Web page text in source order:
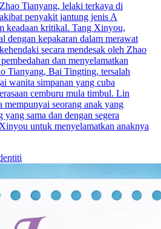
Tianyang, lelaki terkaya di
penyakit jantung jenis A
keadaan kritikal. Tang Xinyou,
dengan kepakaran dalam merawat
secara mendesak oleh Zhao
dan menyelamatkan
Tianyang, Bai Tingting, tersalah
wanita simpanan yang cuba
cemburu mula timbul. Lin
seorang anak yang
sama dan dengan segera
untuk menyelamatkan anaknya